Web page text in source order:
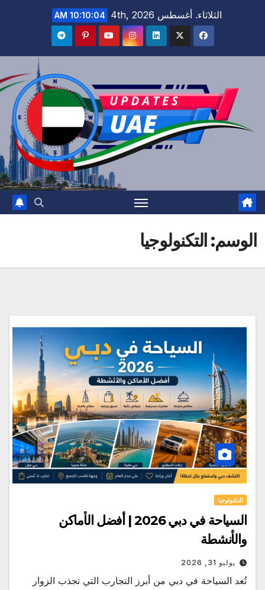
الثلاثاء. أغسطس 4th, 2026 10:10:05 AM
الوسم: التكنولوجيا
التكنولوجيا
السياحة في دبي 2026 | أفضل الأماكن
والأنشطة
يوليو 31, 2026
تُعد السياحة في دبي من أبرز التجارب التي تجذب الزوار